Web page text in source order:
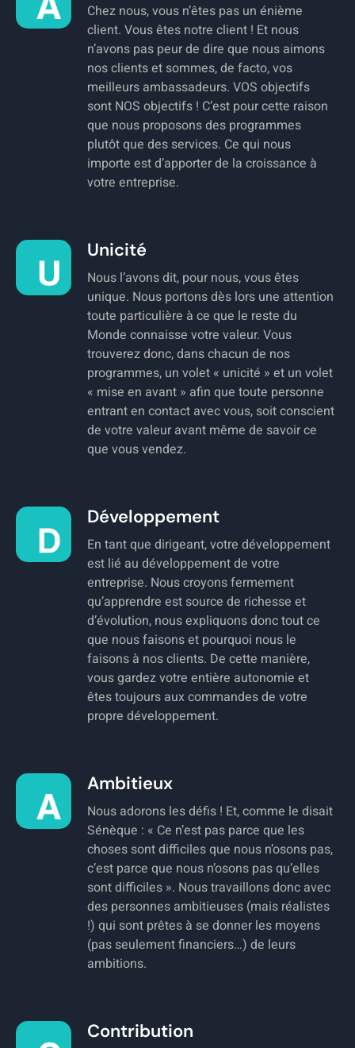
Chez nous, vous n’êtes pas un énième
client. Vous êtes notre client ! Et nous
n’avons pas peur de dire que nous aimons
nos clients et sommes, de facto, vos
meilleurs ambassadeurs. VOS objectifs
sont NOS objectifs ! C’est pour cette raison
que nous proposons des programmes
plutôt que des services. Ce qui nous
importe est d’apporter de la croissance à
votre entreprise.
Unicité
Nous l’avons dit, pour nous, vous êtes
unique. Nous portons dès lors une attention
toute particulière à ce que le reste du
Monde connaisse votre valeur. Vous
trouverez donc, dans chacun de nos
programmes, un volet « unicité » et un volet
« mise en avant » afin que toute personne
entrant en contact avec vous, soit conscient
de votre valeur avant même de savoir ce
que vous vendez.
Développement
En tant que dirigeant, votre développement
est lié au développement de votre
entreprise. Nous croyons fermement
qu’apprendre est source de richesse et
d’évolution, nous expliquons donc tout ce
que nous faisons et pourquoi nous le
faisons à nos clients. De cette manière,
vous gardez votre entière autonomie et
êtes toujours aux commandes de votre
propre développement.
Ambitieux
Nous adorons les défis ! Et, comme le disait
Sénèque : « Ce n’est pas parce que les
choses sont difficiles que nous n’osons pas,
c’est parce que nous n’osons pas qu’elles
sont difficiles ». Nous travaillons donc avec
des personnes ambitieuses (mais réalistes
!) qui sont prêtes à se donner les moyens
(pas seulement financiers…) de leurs
ambitions.
Contribution